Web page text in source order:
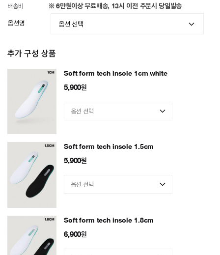
배송비 ※ 6만원이상 무료배송, 13시 이전 주문시 당일발송
옵션명
추가 구성 상품
Soft form tech insole 1cm white
5,900원
Soft form tech insole 1.5cm
5,900원
Soft form tech insole 1.8cm
6,900원